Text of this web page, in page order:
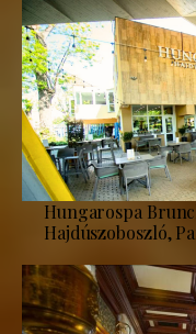
Hungarospa
Hajdúszoboszló,